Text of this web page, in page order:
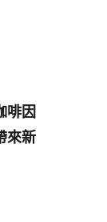
啡因
來新